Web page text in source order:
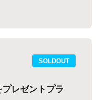
SOLDOUT
プレゼントプラ